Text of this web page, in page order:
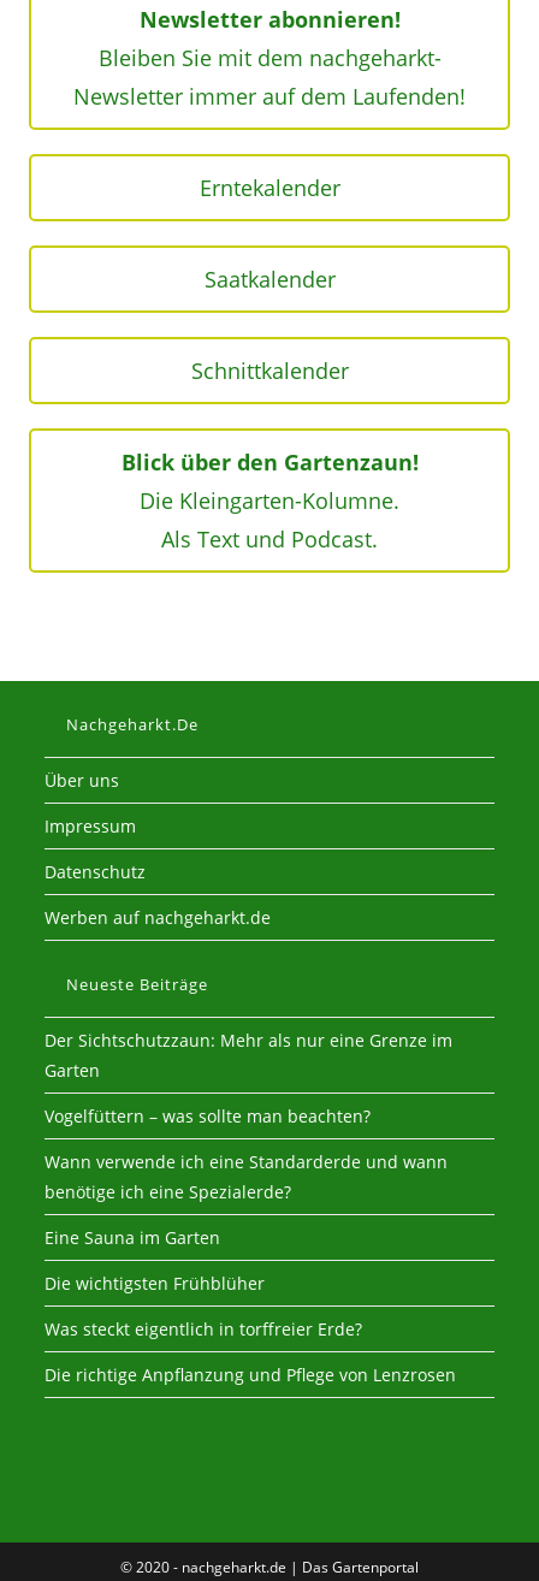
Newsletter abonnieren!
Bleiben Sie mit dem nachgeharkt-
Newsletter immer auf dem Laufenden!
Erntekalender
Saatkalender
Schnittkalender
Blick über den Gartenzaun!
Die Kleingarten-Kolumne.
Als Text und Podcast.
Nachgeharkt.de
Über uns
Impressum
Datenschutz
Werben auf nachgeharkt.de
Neueste Beiträge
Der Sichtschutzzaun: Mehr als nur eine Grenze im
Garten
Vogelfüttern – was sollte man beachten?
Wann verwende ich eine Standarderde und wann
benötige ich eine Spezialerde?
Eine Sauna im Garten
Die wichtigsten Frühblüher
Was steckt eigentlich in torffreier Erde?
Die richtige Anpflanzung und Pflege von Lenzrosen
© 2020 - nachgeharkt.de | Das Gartenportal